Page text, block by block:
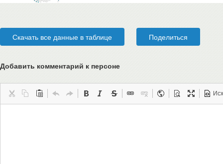
Скачать все данные в таблице Поделиться
Добавить комментарий к персоне